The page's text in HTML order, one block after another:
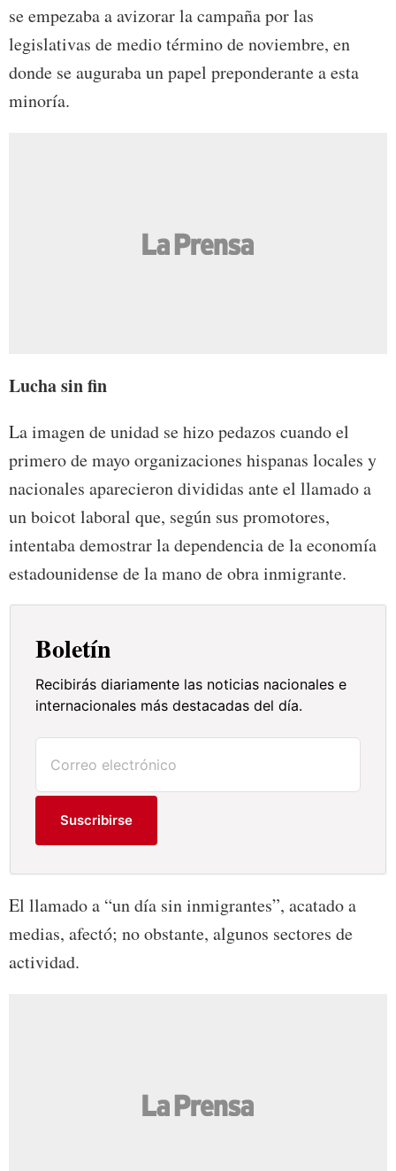
se empezaba a avizorar la campaña por las
legislativas de medio término de noviembre, en
donde se auguraba un papel preponderante a esta
minoría.
Lucha sin fin
La imagen de unidad se hizo pedazos cuando el
primero de mayo organizaciones hispanas locales y
nacionales aparecieron divididas ante el llamado a
un boicot laboral que, según sus promotores,
intentaba demostrar la dependencia de la economía
estadounidense de la mano de obra inmigrante.
Boletín
Recibirás diariamente las noticias nacionales e
internacionales más destacadas del día.
Suscribirse
El llamado a “un día sin inmigrantes”, acatado a
medias, afectó; no obstante, algunos sectores de
actividad.